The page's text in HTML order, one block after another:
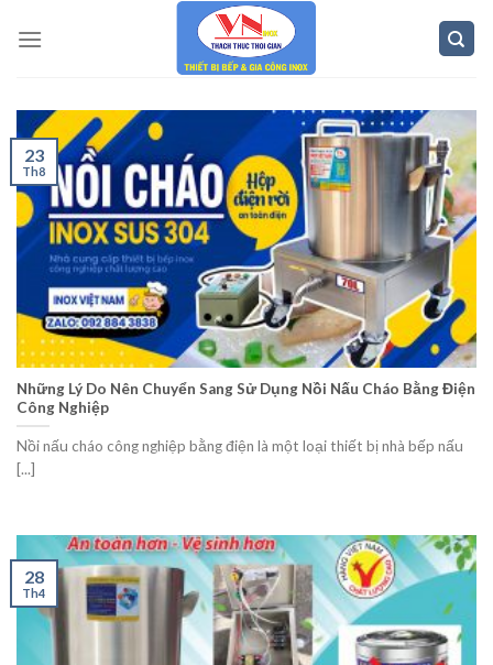
Những Lý Do Nên Chuyển Sang Sử Dụng Nồi Nấu Cháo Bằng Điện
Công Nghiệp
Nồi nấu cháo công nghiệp bằng điện là một loại thiết bị nhà bếp nấu
[...]
23
Th8
28
Th4